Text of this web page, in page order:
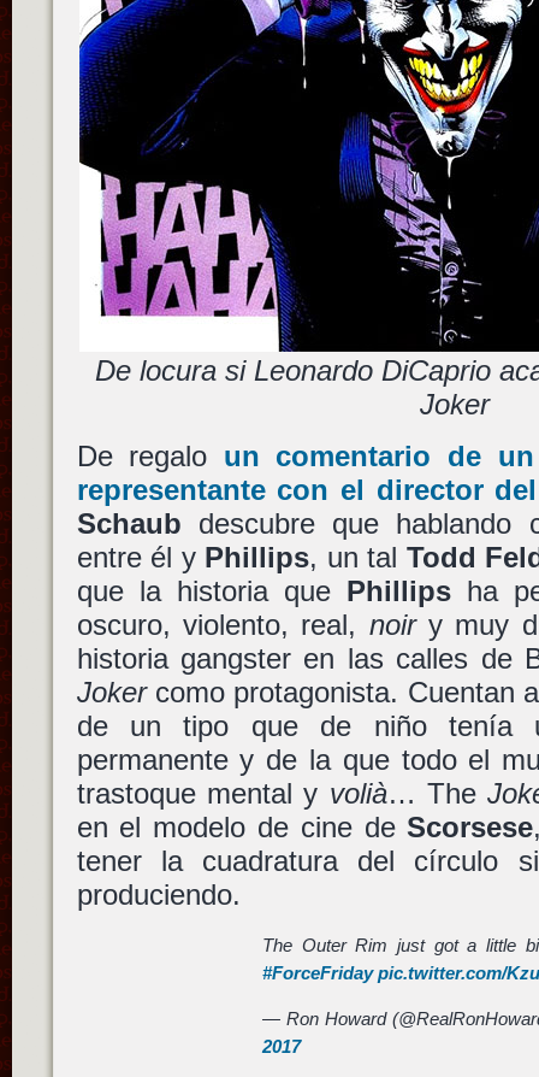
De locura si Leonardo DiCaprio
Joker
De regalo un comentario de
representante con el director
Schaub descubre que hablando
entre él y Phillips, un tal Todd
que la historia que Phillipsha
oscuro, violento, real, noiry muy
historia gangster en las calles de
Jokercomo protagonista. Cuentan
de un tipo que de niño tenía
permanente y de la que todo el
trastoque mental y volià… The
en el modelo de cine deScorsese
tener la cuadratura del círculo
produciendo.
The Outer Rim just got a little
#ForceFriday pic.twitter.com/
— Ron Howard
2017